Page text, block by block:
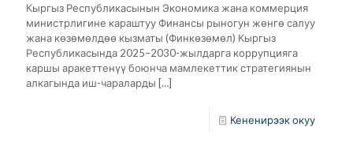
Кыргыз Республикасынын Экономика жана коммерция
министрлигине караштуу Финансы рыногун жөнгө салуу
жана көзөмөлдөө кызматы (Финкөзөмөл) Кыргыз
Республикасында 2025–2030-жылдарга коррупцияга
каршы аракеттенүү боюнча мамлекеттик стратегиянын
алкагында иш-чараларды […]
Кененирээк окуу